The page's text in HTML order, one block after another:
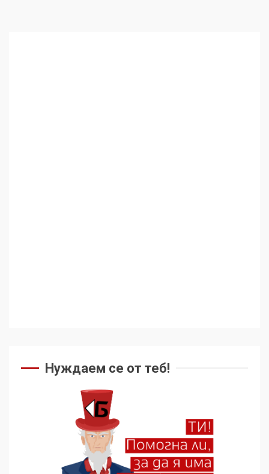
Нуждаем се от теб!
5
136 страни в ООН
подкрепиха Куба, България
избра да е сред 30
„въздържали се“